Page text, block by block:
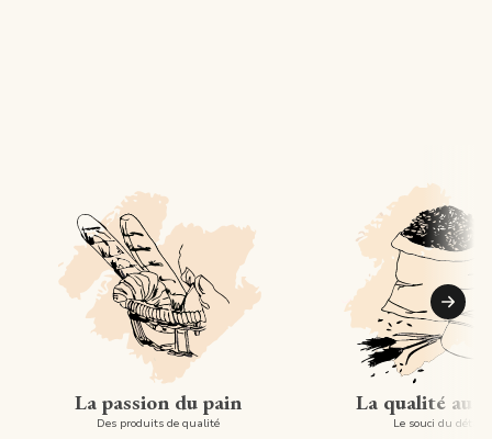
La passion du pain
Des produits de qualité
La qualité au
Le souci du détail